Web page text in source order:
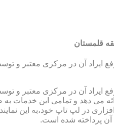
قلمستان
آن در مرکزی معتبر و
آن در مرکزی معتبر و
می دهد و تمامی این
در لپ تاپ خود،به این
پرداخته شده است.